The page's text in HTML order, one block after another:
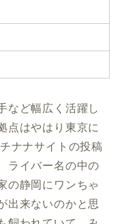
など幅広く活躍し
点はやはり東京に
ナナサイトの投稿
ライバー名の中の
の静岡にワンちゃ
出来ないのかと思